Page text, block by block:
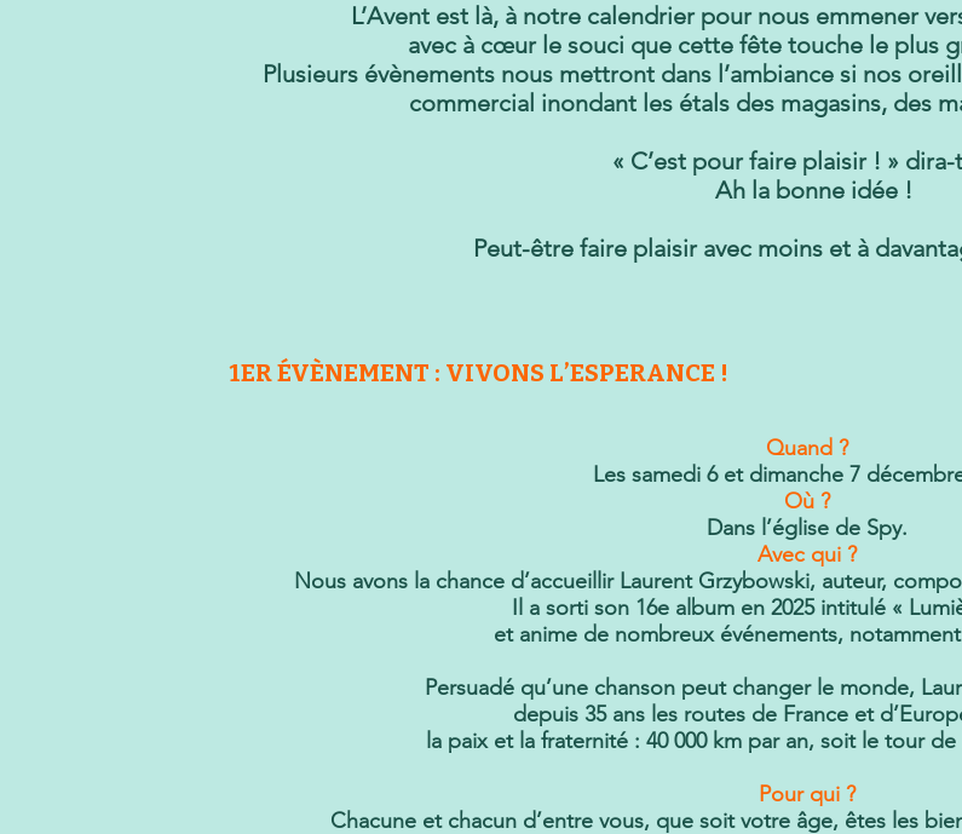
L’Avent est là, à notre calendrier pour nous emmener
avec à cœur le souci que cette fête touche le plus
Plusieurs évènements nous mettront dans l’ambiance si nos
commercial inondant les étals des magasins, des
« C’est pour faire plaisir ! »
Ah la bonne idée !
Peut-être faire plaisir avec moins et à
1ER ÉVÈNEMENT : VIVONS L’ESPERANCE !
Quand ?
Les samedi 6 et dimanche 7
Où ?
Dans l’église de Spy.
Avec qui ?
Nous avons la chance d’accueillir Laurent Grzybowski, auteur,
Il a sorti son 16e album en 2025 intitulé «
et anime de nombreux événements,
Persuadé qu’une chanson peut changer le monde,
depuis 35 ans les routes de France et
la paix et la fraternité : 40 000 km par an, soit le tour
Pour qui ?
Chacune et chacun d’entre vous, que soit votre âge, êtes les